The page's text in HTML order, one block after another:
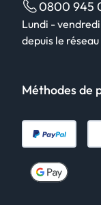
0800 945
Lundi -
depuis le
Méthodes de